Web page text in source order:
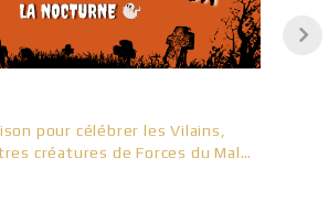
pour célébrer les Vilains,
créatures de Forces du Mal…